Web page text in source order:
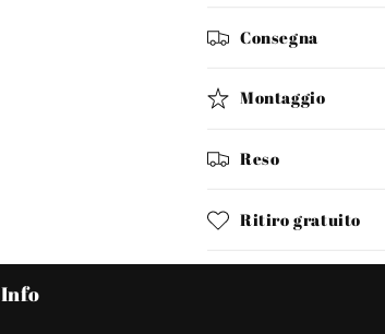
Consegna
Montaggio
Reso
Ritiro gratuito
Info